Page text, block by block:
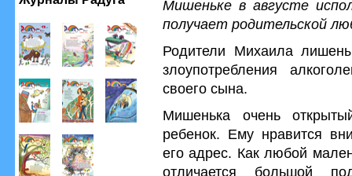
Мишеньке в августе
получает родительской
Родители Михаила
злоупотребления
своего сына.
Мишенька очень
ребенок. Ему нравится
его адрес. Как любой
отличается большой